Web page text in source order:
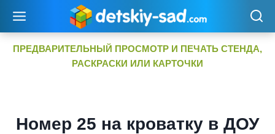
содержимому
ПРЕДВАРИТЕЛЬНЫЙ ПРОСМОТР И ПЕЧАТЬ СТЕНДА,
РАСКРАСКИ ИЛИ КАРТОЧКИ
Номер 25 на кроватку в ДОУ